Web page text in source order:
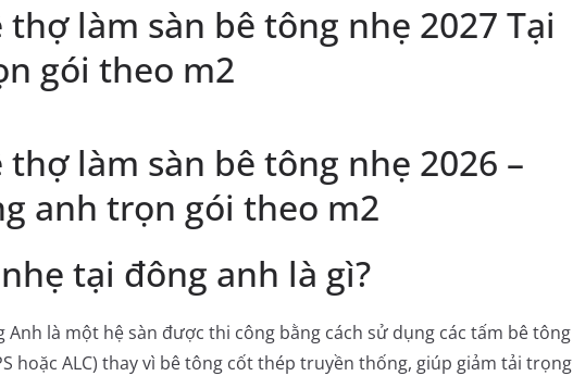
thợ làm sàn bê tông nhẹ 2027 Tại
gói theo m2
thợ làm sàn bê tông nhẹ 2026 –
anh trọn gói theo m2
tại đông anh là gì?
Anh là một hệ sàn được thi công bằng cách sử dụng các tấm bê tông
hoặc ALC) thay vì bê tông cốt thép truyền thống, giúp giảm tải trọng